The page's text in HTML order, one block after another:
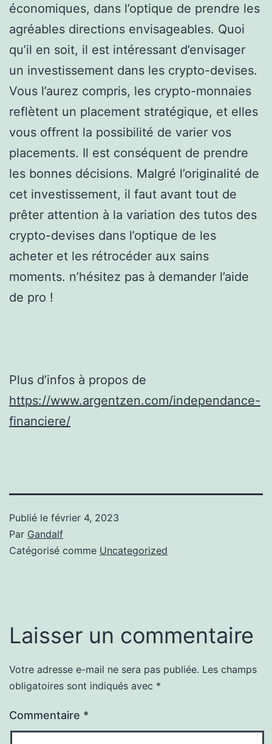
économiques, dans l’optique de prendre les
agréables directions envisageables. Quoi
qu’il en soit, il est intéressant d’envisager
un investissement dans les crypto-devises.
Vous l’aurez compris, les crypto-monnaies
reflètent un placement stratégique, et elles
vous offrent la possibilité de varier vos
placements. Il est conséquent de prendre
les bonnes décisions. Malgré l’originalité de
cet investissement, il faut avant tout de
prêter attention à la variation des tutos des
crypto-devises dans l’optique de les
acheter et les rétrocéder aux sains
moments. n’hésitez pas à demander l’aide
de pro !
Plus d’infos à propos de
https://www.argentzen.com/independance-
financiere/
Publié le février 4, 2023
Par Gandalf
Catégorisé comme Uncategorized
Laisser un commentaire
Votre adresse e-mail ne sera pas publiée. Les champs
obligatoires sont indiqués avec *
Commentaire *